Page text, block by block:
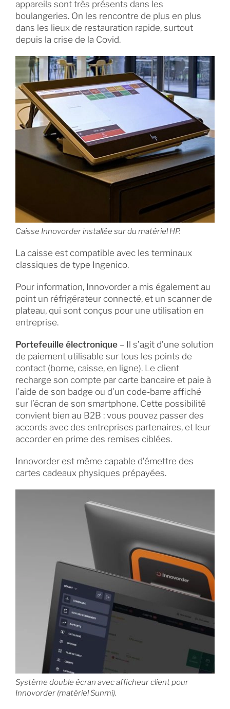
appareils sont très présents dans les
boulangeries. On les rencontre de plus en plus
dans les lieux de restauration rapide, surtout
depuis la crise de la Covid.
Caisse Innovorder installée sur du matériel HP.
La caisse est compatible avec les terminaux
classiques de type Ingenico.
Pour information, Innovorder a mis également au
point un réfrigérateur connecté, et un scanner de
plateau, qui sont conçus pour une utilisation en
entreprise.
Portefeuille électronique– Il s’agit d’une solution
de paiement utilisable sur tous les points de
contact (borne, caisse, en ligne). Le client
recharge son compte par carte bancaire et paie à
l’aide de son badge ou d’un code-barre affiché
sur l’écran de son smartphone. Cette possibilité
convient bien au B2B : vous pouvez passer des
accords avec des entreprises partenaires, et leur
accorder en prime des remises ciblées.
Innovorder est même capable d’émettre des
cartes cadeaux physiques prépayées.
Système double écran avec afficheur client pour
Innovorder (matériel Sunmi).